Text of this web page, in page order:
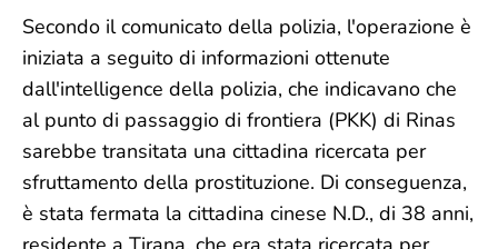
Secondo il comunicato della polizia, l'operazione è
iniziata a seguito di informazioni ottenute
dall'intelligence della polizia, che indicavano che
al punto di passaggio di frontiera (PKK) di Rinas
sarebbe transitata una cittadina ricercata per
sfruttamento della prostituzione. Di conseguenza,
è stata fermata la cittadina cinese N.D., di 38 anni,